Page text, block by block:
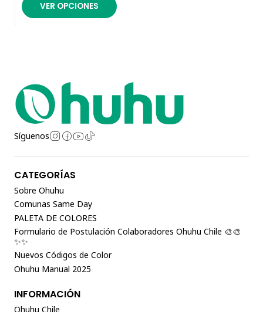
VER OPCIONES
Síguenos
CATEGORÍAS
Sobre Ohuhu
Comunas Same Day
PALETA DE COLORES
Formulario de Postulación Colaboradores Ohuhu Chile 🎨🎨
✨✨
Nuevos Códigos de Color
Ohuhu Manual 2025
INFORMACIÓN
Ohuhu Chile